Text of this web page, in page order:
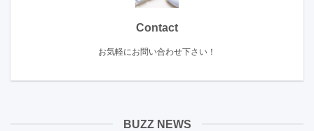
Contact
お気軽にお問い合わせ下さい！
BUZZ NEWS